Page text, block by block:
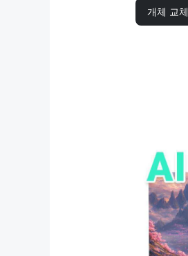
개체 교체